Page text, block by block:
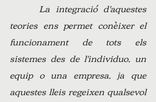
La integració d'aquestes
teories ens permet conèixer el
funcionament de tots els
sistemes des de l'individuo, un
equip o una empresa, ja que
aquestes lleis regeixen qualsevol